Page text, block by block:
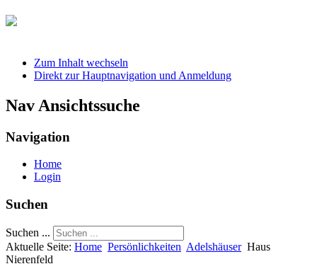
Zum Inhalt wechseln
Direkt zur Hauptnavigation und Anmeldung
Nav Ansichtssuche
Navigation
Home
Login
Suchen
Suchen ...
Aktuelle Seite: Home Persönlichkeiten Adelshäuser Haus
Nierenfeld